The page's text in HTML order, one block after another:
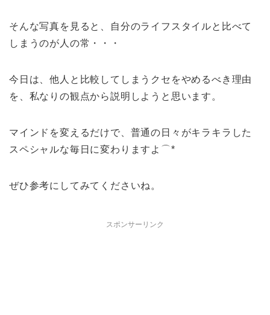
そんな写真を見ると、自分のライフスタイルと比べて
しまうのが人の常・・・
今日は、他人と比較してしまうクセをやめるべき理由
を、私なりの観点から説明しようと思います。
マインドを変えるだけで、普通の日々がキラキラした
スペシャルな毎日に変わりますよ⌒*
ぜひ参考にしてみてくださいね。
スポンサーリンク